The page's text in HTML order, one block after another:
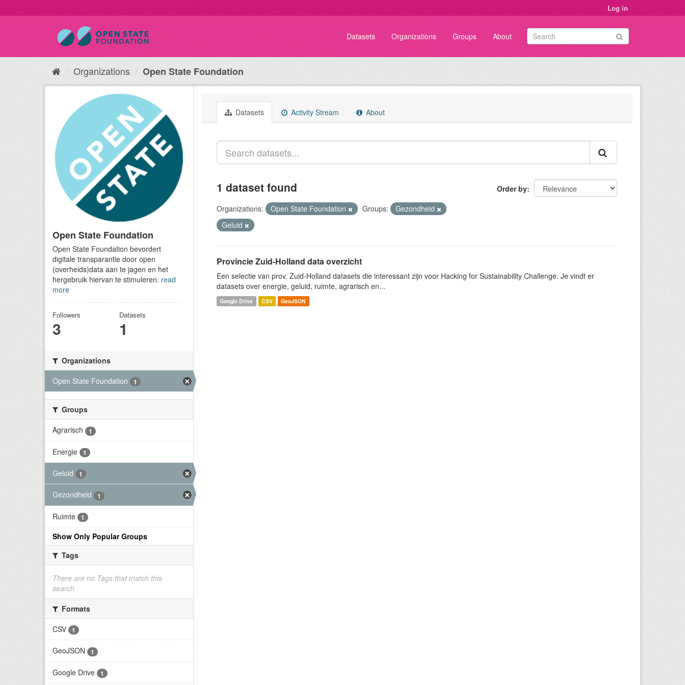
Log in
Datasets Organizations Groups About
Organizations Open State Foundation
Open State Foundation
Open State Foundation bevordert
digitale transparantie door open
(overheids)data aan te jagen en het
hergebruik hiervan te stimuleren. read
more
Followers
3
Datasets
1
Organizations
Open State Foundation
1
Groups
Agrarisch
1
Energie 1
Geluid 1
Gezondheid 1
Ruimte 1
Show Only Popular Groups
Tags
There are no Tags that match this
search
Formats
CSV
1
GeoJSON 1
Google Drive 1
Datasets Activity Stream About
Order by
1 dataset found
Organizations: Open State Foundation Groups:
Gezondheid
Geluid
Provincie Zuid-Holland data overzicht
Een selectie van prov. Zuid-Holland datasets die interessant zijn voor Hacking for Sustainability Challenge. Je vindt er
datasets over energie, geluid, ruimte, agrarisch en...
Google Drive CSV GeoJSON